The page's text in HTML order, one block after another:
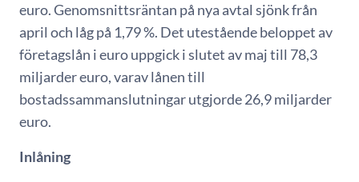
euro. Genomsnittsräntan på nya avtal sjönk från
april och låg på 1,79 %. Det utestående beloppet av
företagslån i euro uppgick i slutet av maj till 78,3
miljarder euro, varav lånen till
bostadssammanslutningar utgjorde 26,9 miljarder
euro.
Inlåning